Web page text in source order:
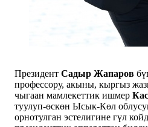
Президент Садыр Жапаров
профессору, акыны, кыргыз
чыгаан мамлекеттик ишмер
туулуп-өскөн Ысык-Көл
орнотулган эстелигине гүл